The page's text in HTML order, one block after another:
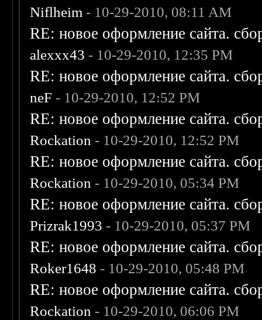
Niflheim - 10-29-2010, 08:11 AM
RE: новое оформление сайта.
alexxx43 - 10-29-2010, 12:35 PM
RE: новое оформление сайта.
neF - 10-29-2010, 12:52 PM
RE: новое оформление сайта.
Rockation - 10-29-2010, 12:52 PM
RE: новое оформление сайта.
Rockation - 10-29-2010, 05:34 PM
RE: новое оформление сайта.
Prizrak1993 - 10-29-2010, 05:37 PM
RE: новое оформление сайта.
Roker1648 - 10-29-2010, 05:48 PM
RE: новое оформление сайта.
Rockation - 10-29-2010, 06:06 PM